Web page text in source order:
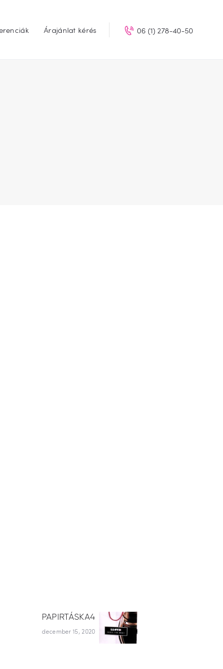
Árajánlat kérés 06 (1) 278-40-50
Next
post:
PAPIRTÁSKA4
december 15, 2020